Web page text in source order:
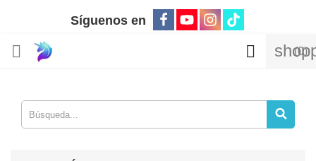
Síguenos en
 (0)
